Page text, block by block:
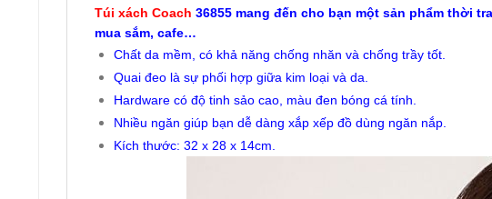
Túi xách Coach 36855 mang đến cho bạn một sản phẩm thời
mua sắm, cafe…
Chất da mềm, có khả năng chống nhăn và chống trầy tốt.
Quai đeo là sự phối hợp giữa kim loại và da.
Hardware có độ tinh sảo cao, màu đen bóng cá tính.
Nhiều ngăn giúp bạn dễ dàng xắp xếp đồ dùng ngăn nắp.
Kích thước: 32 x 28 x 14cm.